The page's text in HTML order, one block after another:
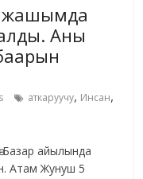
жашымда
Аны
аткаруучу, Инсан,
Базар айылында
Атам Жунуш 5